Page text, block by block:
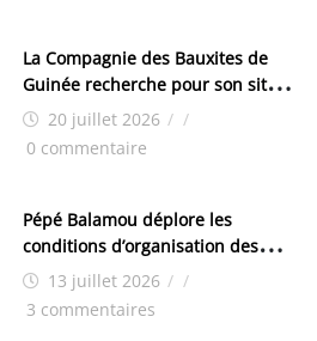
La Compagnie des Bauxites de
Guinée recherche pour son site
de Kamsar des techniciens
chimistes (H/F)
20 juillet 2026 / /
0 commentaire
Pépé Balamou déplore les
conditions d’organisation des
examens nationaux : « Si ce sont
les élections, on trouve tous les
13 juillet 2026 / /
3 commentaires